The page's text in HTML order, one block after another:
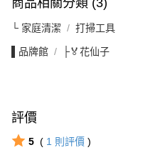
└ 家庭清潔 打掃工具
▌品牌館 ├🏅花仙子
評價
5 ( 1 則評價 )